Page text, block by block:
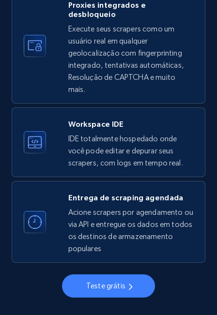
LinkedIn company information
ID, Name, Country code, Locations, Followers,
Employees in linkedin, About, Specialties, and
more.
3.5K+ Comece grátis
Instagram - Profiles
Account, Fbid, ID, Followers, Posts count, Is
business account, Is professional account, Is
verified, and more.
Instagram - Profiles - Collect profile
information by user name
business account, Is professional account, Is
verified, and more.
Proxies integrados e
desbloqueio
Execute seus scrapers como um
usuário real em qualquer
geolocalização com fingerprinting
integrado, tentativas automáticas,
Resolução de CAPTCHA e muito
mais.
Workspace IDE
IDE totalmente hospedado onde
você pode editar e depurar seus
scrapers, com logs em tempo real.
Entrega de scraping agendada
Acione scrapers por agendamento ou
via API e entregue os dados em todos
os destinos de armazenamento
populares
Teste grátis